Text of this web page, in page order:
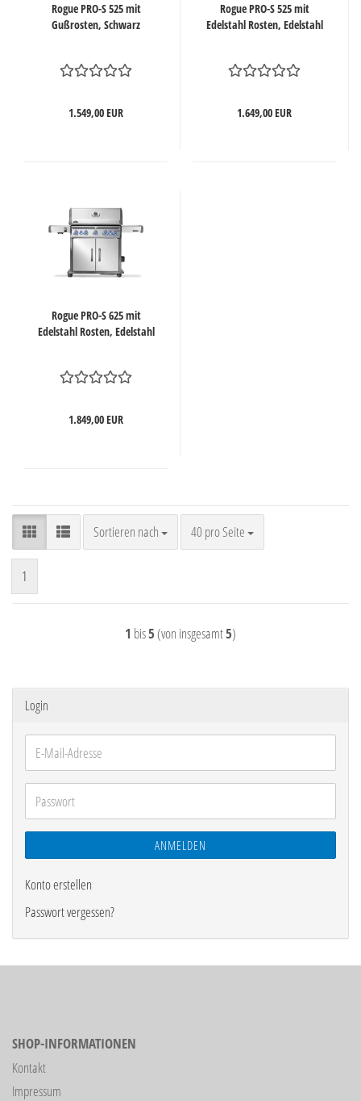
Rogue PRO-S 525 mit
Gußrosten, Schwarz
1.549,00 EUR
Rogue PRO-S 525 mit
Edelstahl Rosten, Edelstahl
1.649,00 EUR
Rogue PRO-S 625 mit
Edelstahl Rosten, Edelstahl
1.849,00 EUR
Sortieren nach
Sortieren nach 40 pro Seite
pro Seite
1
1 bis5 (von insgesamt5)
Login
E-
Mail-
Adresse
Passwort
ANMELDEN
Konto erstellen
Passwort vergessen?
SHOP-INFORMATIONEN
Kontakt
Impressum